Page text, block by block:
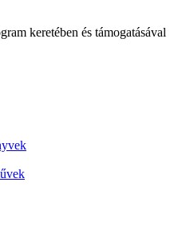
keretében és támogatásával